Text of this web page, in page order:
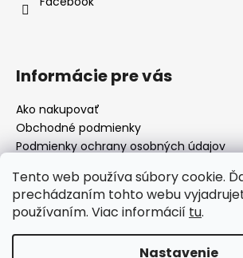
Tento web používa súbory cookie.
prechádzaním tohto webu
používaním. Viac informácií tu.
Nastavenie
Informácie pre vás
Ako nakupovať
Obchodné podmienky
Podmienky ochrany osobných údajov